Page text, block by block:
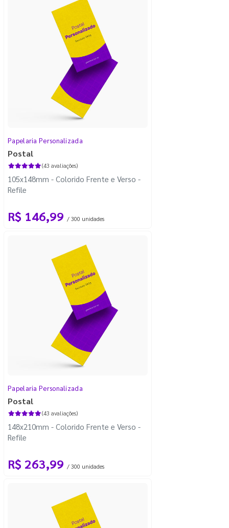
Papelaria Personalizada
Postal
(43 avaliações)
105x148mm - Colorido Frente e Verso -
Refile
R$ 146,99 / 300 unidades
Papelaria Personalizada
Postal
(43 avaliações)
148x210mm - Colorido Frente e Verso -
Refile
R$ 263,99 / 300 unidades